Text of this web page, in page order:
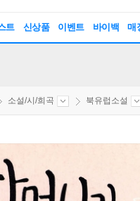
트 신상품 이벤트 바이백 매
소설/시/희곡 북유럽소설